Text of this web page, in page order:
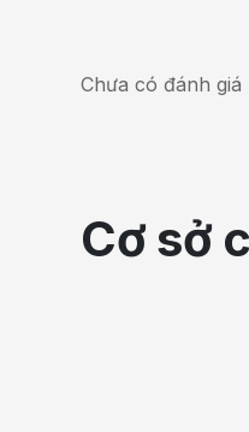
Chưa có đánh giá
Cơ sở